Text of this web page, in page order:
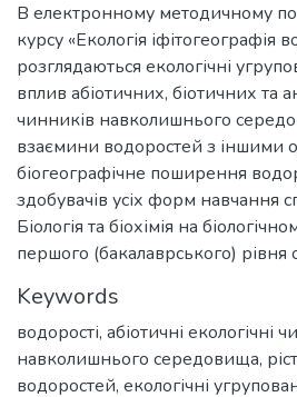
В електронному методичному
курсу «Екологія іфітогеографія
розглядаються екологічні
вплив абіотичних, біотичних та
чинників навколишнього
взаємини водоростей з іншими
біогеографічне поширення
здобувачів усіх форм навчання
Біологія та біохімія на
першого (бакалаврського) рівня
Keywords
водорості, абіотичні екологічні
навколишнього середовища,
водоростей, екологічні